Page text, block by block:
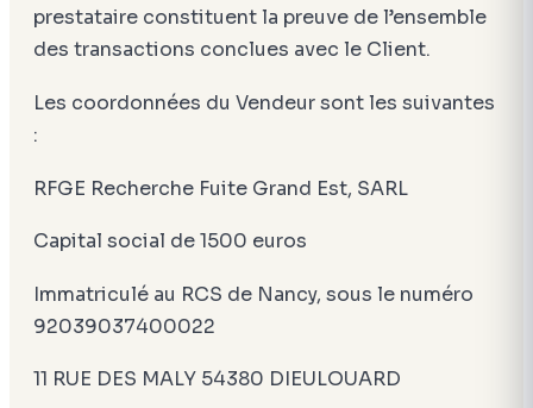
prestataire constituent la preuve de l’ensemble
des transactions conclues avec le Client.
Les coordonnées du Vendeur sont les suivantes
:
RFGE Recherche Fuite Grand Est, SARL
Capital social de 1500 euros
Immatriculé au RCS de Nancy, sous le numéro
92039037400022
11 RUE DES MALY 54380 DIEULOUARD